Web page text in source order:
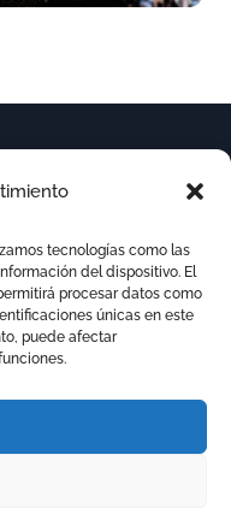
tecnologías como las
del dispositivo. El
procesar datos como
únicas en este
puede afectar
reservados